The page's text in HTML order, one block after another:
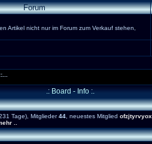
Forum
Artikel nicht nur im Forum zum Verkauf stehen,
.: Board - Info :.
Tage), Mitglieder44 , neuestes Mitglied ofzjtyrvyox
..